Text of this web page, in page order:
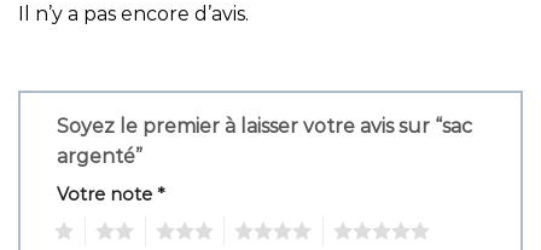
Il n’y a pas encore d’avis.
Soyez le premier à laisser votre avis sur “sac
argenté”
Votre note *